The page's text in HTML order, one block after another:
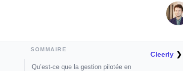
SOMMAIRE
Qu’est-ce que la gestion pilotée en
Cleerly